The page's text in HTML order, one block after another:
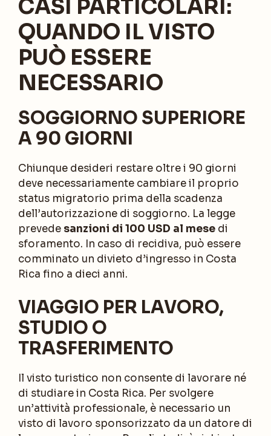
CASI PARTICOLARI:
QUANDO IL VISTO
PUÒ ESSERE
NECESSARIO
SOGGIORNO SUPERIORE
A 90 GIORNI
Chiunque desideri restare oltre i 90 giorni
deve necessariamente cambiare il proprio
status migratorio prima della scadenza
dell’autorizzazione di soggiorno. La legge
prevede sanzioni di 100 USD al mese di
sforamento. In caso di recidiva, può essere
comminato un divieto d’ingresso in Costa
Rica fino a dieci anni.
VIAGGIO PER LAVORO,
STUDIO O
TRASFERIMENTO
Il visto turistico non consente di lavorare né
di studiare in Costa Rica. Per svolgere
un’attività professionale, è necessario un
visto di lavoro sponsorizzato da un datore di